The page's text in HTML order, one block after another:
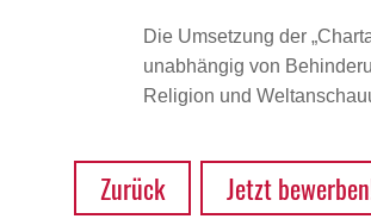
Die Umsetzung der
unabhängig von
Religion und
Zurück Jetzt